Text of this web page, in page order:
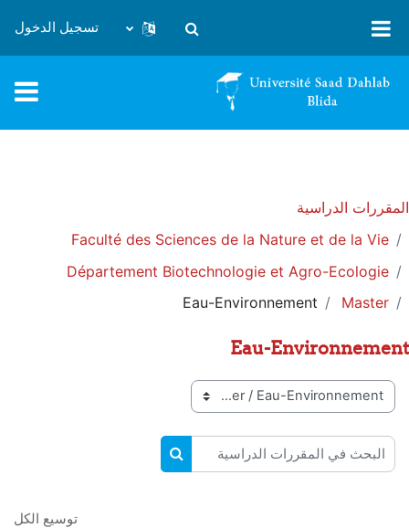
تبديل إدخال البحث
تسجيل الدخول
المقررات الدراسية
Faculté des Sciences de la Nature et de la Vie
Département Biotechnologie et Agro-Ecologie
Master
Eau-Environnement
Eau-Environnement
تصنيفات المقررات
البحث في المقررات الدراسية
البحث في المقررات الدراسية
توسيع الكل